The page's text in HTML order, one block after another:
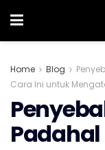
Home Blog
Cara Ini untuk
Padahal